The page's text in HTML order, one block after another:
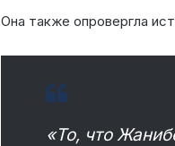
Она также опровергла
«То, что